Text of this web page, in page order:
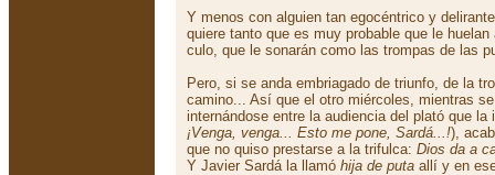
Y menos con alguien tan egocéntrico y
quiere tanto que es muy probable que le
culo, que le sonarán como las trompas de las
Pero, si se anda embriagado de triunfo, de la
camino... Así que el otro miércoles, mientras
internándose entre la audiencia del plató que la
¡Venga, venga... Esto me pone, Sardá...!),
que no quiso prestarse a la trifulca: Dios da a
Y Javier Sardá la llamó hija de puta allí y en